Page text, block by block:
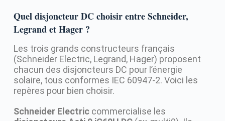
Quel disjoncteur DC choisir entre Schneider,
Legrand et Hager ?
Les trois grands constructeurs français
(Schneider Electric, Legrand, Hager) proposent
chacun des disjoncteurs DC pour l’énergie
solaire, tous conformes IEC 60947-2. Voici les
repères pour bien choisir.
Schneider Electriccommercialise les